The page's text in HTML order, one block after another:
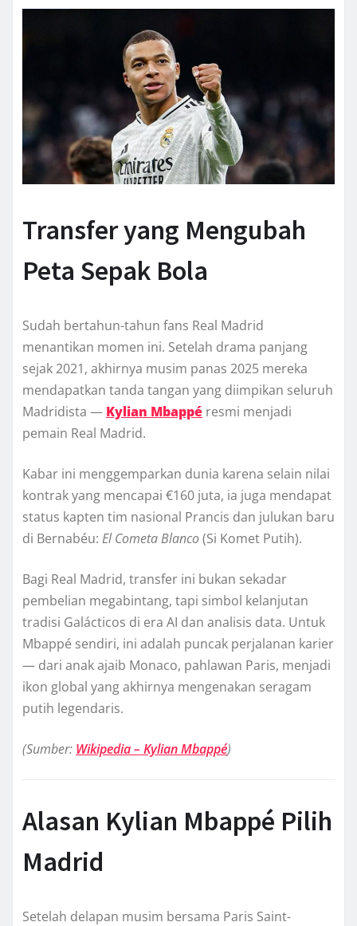
Transfer yang Mengubah
Peta Sepak Bola
Sudah bertahun-tahun fans Real Madrid
menantikan momen ini. Setelah drama panjang
sejak 2021, akhirnya musim panas 2025 mereka
mendapatkan tanda tangan yang diimpikan seluruh
Madridista — Kylian Mbappé resmi menjadi
pemain Real Madrid.
Kabar ini menggemparkan dunia karena selain nilai
kontrak yang mencapai €160 juta, ia juga mendapat
status kapten tim nasional Prancis dan julukan baru
di Bernabéu: El Cometa Blanco(Si Komet Putih).
Bagi Real Madrid, transfer ini bukan sekadar
pembelian megabintang, tapi simbol kelanjutan
tradisi Galácticos di era AI dan analisis data. Untuk
Mbappé sendiri, ini adalah puncak perjalanan karier
— dari anak ajaib Monaco, pahlawan Paris, menjadi
ikon global yang akhirnya mengenakan seragam
putih legendaris.
(Sumber: Wikipedia – Kylian Mbappé)
Alasan Kylian Mbappé Pilih
Madrid
Setelah delapan musim bersama Paris Saint-